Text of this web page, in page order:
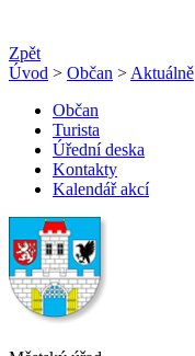
Zpět
Úvod > Občan > Aktuálně
Občan
Turista
Úřední deska
Kontakty
Kalendář akcí